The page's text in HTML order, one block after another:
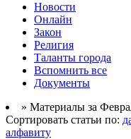
Новости
Онлайн
Закон
Религия
Таланты города
Вспомнить все
Документы
» Материалы за
Сортировать статьи по:
алфавиту